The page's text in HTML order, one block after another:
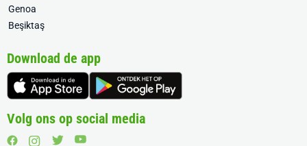
Genoa
Beşiktaş
Download de app
Volg ons op social media